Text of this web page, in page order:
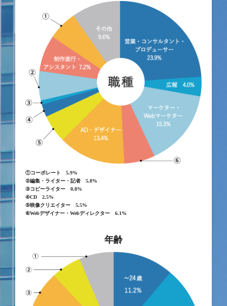
①コーポレート 5.9%
②編集・ライター・記者 5.8%
③コピーライター 0.8%
④CD 2.5%
⑤映像クリエイター 5.5%
⑥Webデザイナー・Webディレクター 6.1%
年齢